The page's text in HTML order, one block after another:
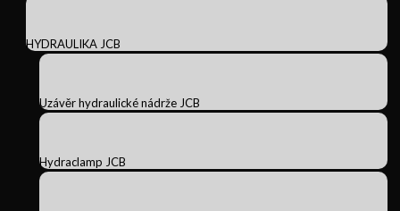
HYDRAULIKA JCB
Uzávěr hydraulické nádrže JCB
Hydraclamp JCB